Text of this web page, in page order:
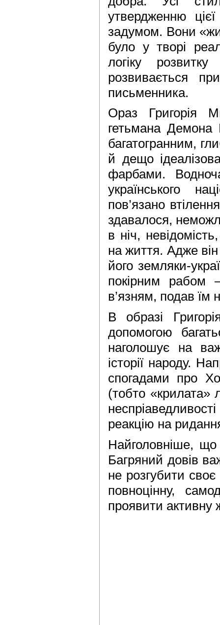
утвердженню
задумом. Вони
було у творі
логіку
розвивається
письменника.
Ораз Григорія
гетьмана Демо­на
багатогранним,
й дещо
фарбами.
українського
пов’язано
здавалося,
в ніч,
на життя. Адже
його земляки-
покірним
в’язням, подав їм
В образі
допомогою
наголошує на
історії народу.
спогадами про
(тобто «крилата»
реакцію на
Найголовніше, що
Багряний довів
не розгубити
повноцінну,
проявити активну